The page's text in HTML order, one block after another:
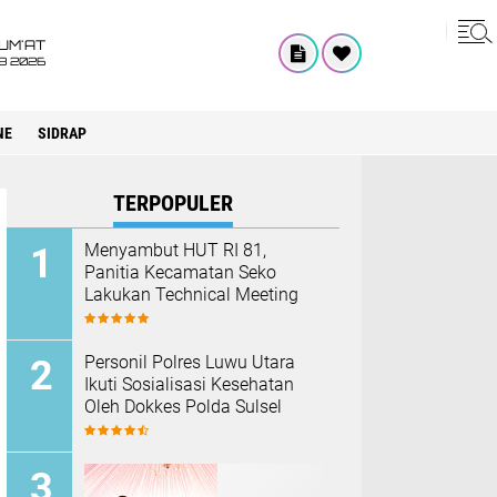
2026
SIDRAP
TERPOPULER
Menyambut HUT RI 81,
Panitia Kecamatan Seko
Lakukan Technical Meeting
Personil Polres Luwu Utara
Ikuti Sosialisasi Kesehatan
Oleh Dokkes Polda Sulsel